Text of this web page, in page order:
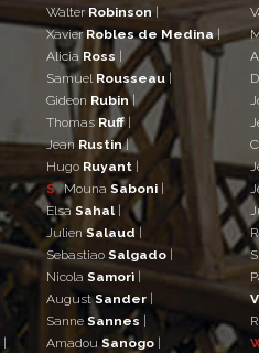
Walter Robinson|
Xavier Robles de Medina|
Alicia Ross
Samuel Rousseau
Gideon Rubin|
Thomas Ruff|
Jean Rustin|
Hugo Ruyant
S Mouna Saboni
Elsa Sahal
JulienSalaud
Sebastiao Salgado
Nicola Samorì
AugustSander
Sanne Sannes
AmadouSanogo